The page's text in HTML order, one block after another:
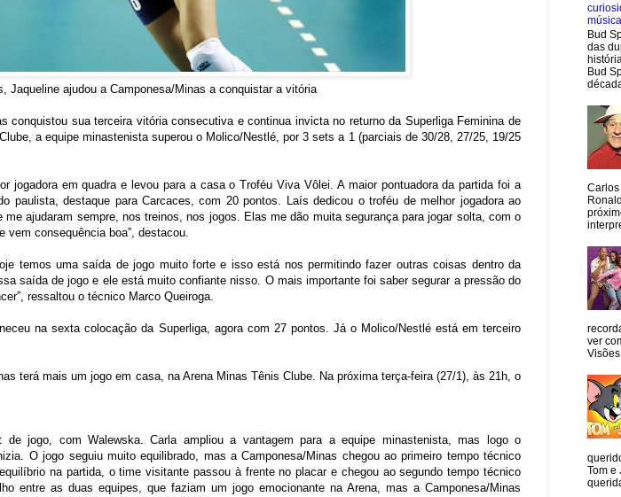
Jaqueline ajudou a Camponesa/Minas a conquistar a vitória
conquistou sua terceira vitória consecutiva e continua invicta no returno da Superliga Feminina de
a equipe minastenista superou o Molico/Nestlé, por 3 sets a 1 (parciais de 30/28, 27/25, 19/25
jogadora em quadra e levou para a casa o Troféu Viva Vôlei. A maior pontuadora da partida foi a
paulista, destaque para Carcaces, com 20 pontos. Laís dedicou o troféu de melhor jogadora ao
me ajudaram sempre, nos treinos, nos jogos. Elas me dão muita segurança para jogar solta, com o
consequência boa”, destacou.
temos uma saída de jogo muito forte e isso está nos permitindo fazer outras coisas dentro da
saída de jogo e ele está muito confiante nisso. O mais importante foi saber segurar a pressão do
ressaltou o técnico Marco Queiroga.
na sexta colocação da Superliga, agora com 27 pontos. Já o Molico/Nestlé está em terceiro
terá mais um jogo em casa, na Arena Minas Tênis Clube. Na próxima terça-feira (27/1), às 21h, o
de jogo, com Walewska. Carla ampliou a vantagem para a equipe minastenista, mas logo o
O jogo seguiu muito equilibrado, mas a Camponesa/Minas chegou ao primeiro tempo técnico
na partida, o time visitante passou à frente no placar e chegou ao segundo tempo técnico
entre as duas equipes, que faziam um jogo emocionante na Arena, mas a Camponesa/Minas
Bud
das
Bud
Carlos
ver
Tom e